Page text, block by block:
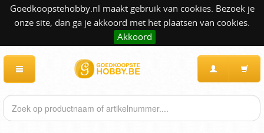
Goedkoopstehobby.nl maakt gebruik van cookies. Bezoek je
onze site, dan ga je akkoord met het plaatsen van cookies.
Akkoord